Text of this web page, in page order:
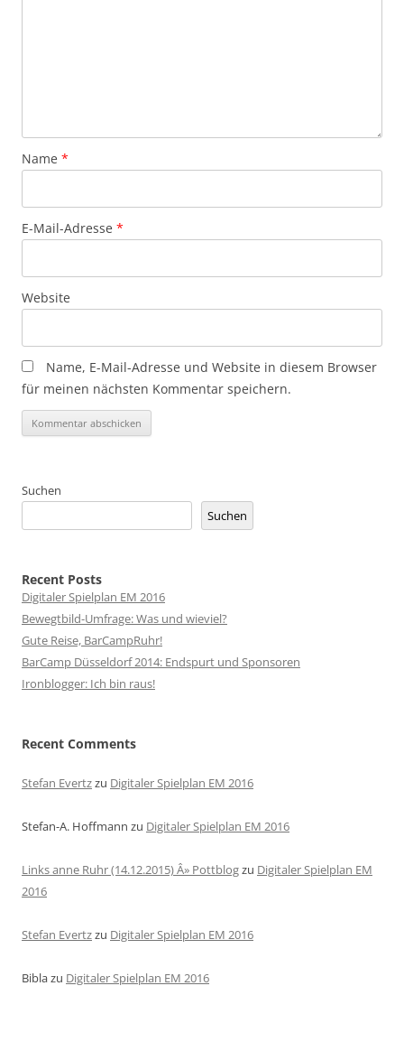
Name *
E-Mail-Adresse *
Website
Name, E-Mail-Adresse und Website in diesem Browser
für meinen nächsten Kommentar speichern.
Suchen
Suchen
Recent Posts
Digitaler Spielplan EM 2016
Bewegtbild-Umfrage: Was und wieviel?
Gute Reise, BarCampRuhr!
BarCamp Düsseldorf 2014: Endspurt und Sponsoren
Ironblogger: Ich bin raus!
Recent Comments
Stefan Evertzzu Digitaler Spielplan EM 2016
Stefan-A. Hoffmann zu Digitaler Spielplan EM 2016
Links anne Ruhr (14.12.2015) Â» Pottblogzu Digitaler Spielplan EM
2016
Stefan Evertzzu Digitaler Spielplan EM 2016
Biblazu Digitaler Spielplan EM 2016